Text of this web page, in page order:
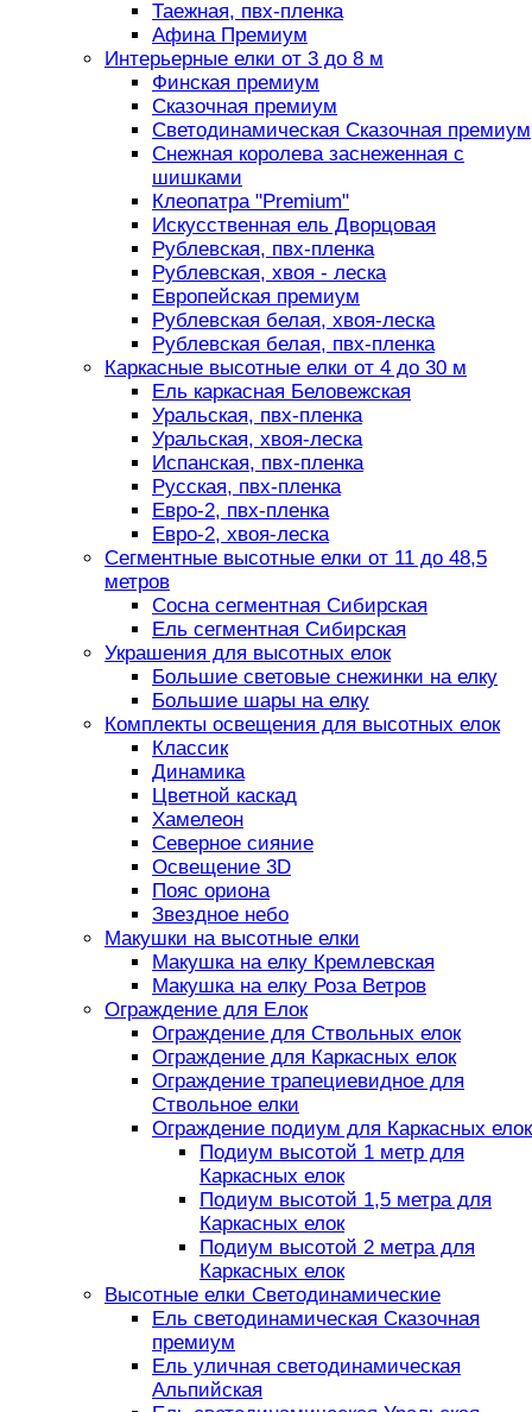
Таежная, пвх-пленка
Афина Премиум
Интерьерные елки от 3 до 8 м
Финская премиум
Сказочная премиум
Светодинамическая Сказочная премиум
Снежная королева заснеженная с
шишками
Клеопатра "Premium"
Искусственная ель Дворцовая
Рублевская, пвх-пленка
Рублевская, хвоя - леска
Европейская премиум
Рублевская белая, хвоя-леска
Рублевская белая, пвх-пленка
Каркасные высотные елки от 4 до 30 м
Ель каркасная Беловежская
Уральская, пвх-пленка
Уральская, хвоя-леска
Испанская, пвх-пленка
Русская, пвх-пленка
Евро-2, пвх-пленка
Евро-2, хвоя-леска
Сегментные высотные елки от 11 до 48,5
метров
Сосна сегментная Сибирская
Ель сегментная Сибирская
Украшения для высотных елок
Большие световые снежинки на елку
Большие шары на елку
Комплекты освещения для высотных елок
Классик
Динамика
Цветной каскад
Хамелеон
Северное сияние
Освещение 3D
Пояс ориона
Звездное небо
Макушки на высотные елки
Макушка на елку Кремлевская
Макушка на елку Роза Ветров
Ограждение для Елок
Ограждение для Ствольных елок
Ограждение для Каркасных елок
Ограждение трапециевидное для
Ствольное елки
Ограждение подиум для Каркасных елок
Подиум высотой 1 метр для
Каркасных елок
Подиум высотой 1,5 метра для
Каркасных елок
Подиум высотой 2 метра для
Каркасных елок
Высотные елки Светодинамические
Ель светодинамическая Сказочная
премиум
Ель уличная светодинамическая
Альпийская